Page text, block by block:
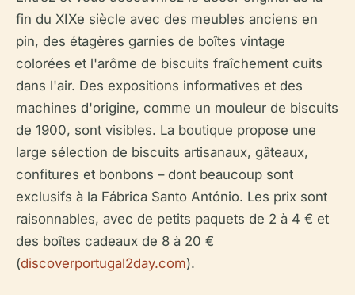
fin du XIXe siècle avec des meubles anciens en
pin, des étagères garnies de boîtes vintage
colorées et l'arôme de biscuits fraîchement cuits
dans l'air. Des expositions informatives et des
machines d'origine, comme un mouleur de biscuits
de 1900, sont visibles. La boutique propose une
large sélection de biscuits artisanaux, gâteaux,
confitures et bonbons – dont beaucoup sont
exclusifs à la Fábrica Santo António. Les prix sont
raisonnables, avec de petits paquets de 2 à 4 € et
des boîtes cadeaux de 8 à 20 €
(discoverportugal2day.com).